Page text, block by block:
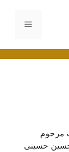
فهرست
مرحوم
حسینی